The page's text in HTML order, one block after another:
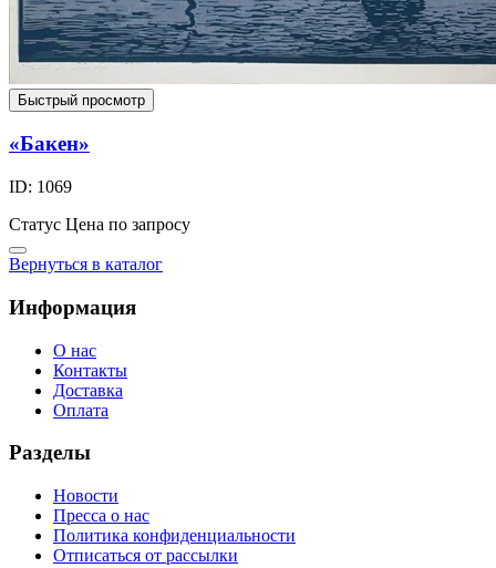
Быстрый просмотр
«Бакен»
ID: 1069
Статус Цена по запросу
Вернуться в каталог
Информация
О нас
Контакты
Доставка
Оплата
Разделы
Новости
Пресса о нас
Политика конфиденциальности
Отписаться от рассылки